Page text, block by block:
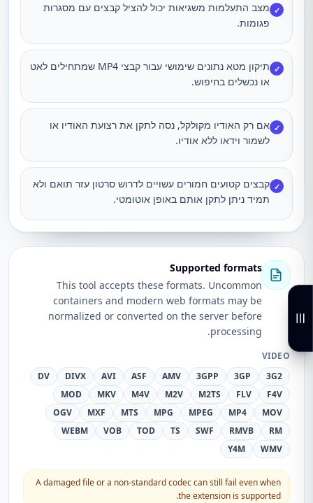
✓ מצב התעלמות משגיאות יכול להציל קבצים עם מסגרות
פגומות.
✓
תיקון מטא נתונים שימושי עבור קבצי MP4 שמתחילים לאט
או נכשלים בחיפוש.
✓ אם רק האודיו מקולקל, נסה לתקן את רצועת האודיו או
לשמור וידאו ללא אודיו.
✓ קבצים קטועים חמורים עשויים לדרוש סרטון עזר תואם ולא
תמיד ניתן לתקן אותם באופן אוטומטי.
Supported formats
This tool accepts these formats. Uncommon
containers and modern web formats may be
normalized or converted on the server before
processing.
VIDEO
3G2
3GP
3GPP
AMV
ASF
AVI
DIVX
DV
F4V
FLV
M2TS
M2V
M4V
MKV
MOD
MOV
MP4
MPEG
MPG
MTS
MXF
OGV
RM
RMVB
SWF
TS
TOD
VOB
WEBM
WMV
Y4M
A damaged file or a non-standard codec can still fail even when
the extension is supported.